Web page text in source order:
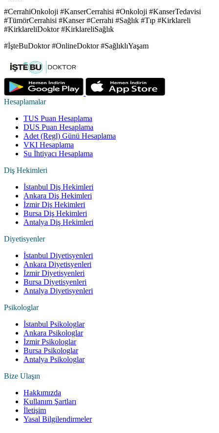
#CerrahiOnkoloji #KanserCerrahisi #Onkoloji #KanserTedavisi
#TümörCerrahisi #Kanser #Cerrahi #Sağlık #Tıp #Kirklareli
#KirklareliDoktor #KirklareliSağlık
#İşteBuDoktor #OnlineDoktor #SağlıklıYaşam
Hesaplamalar
TUS Puan Hesaplama
DUS Puan Hesaplama
Adet (Regl) Günü Hesaplama
VKI Hesaplama
Su İhtiyacı Hesaplama
Diş Hekimleri
İstanbul Diş Hekimleri
Ankara Diş Hekimleri
İzmir Diş Hekimleri
Bursa Diş Hekimleri
Antalya Diş Hekimleri
Diyetisyenler
İstanbul Diyetisyenleri
Ankara Diyetisyenleri
İzmir Diyetisyenleri
Bursa Diyetisyenleri
Antalya Diyetisyenleri
Psikologlar
İstanbul Psikologlar
Ankara Psikologlar
İzmir Psikologlar
Bursa Psikologlar
Antalya Psikologlar
Bize Ulaşın
Hakkımızda
Kullanım Şartları
İletişim
Yasal Bilgilendirmeler